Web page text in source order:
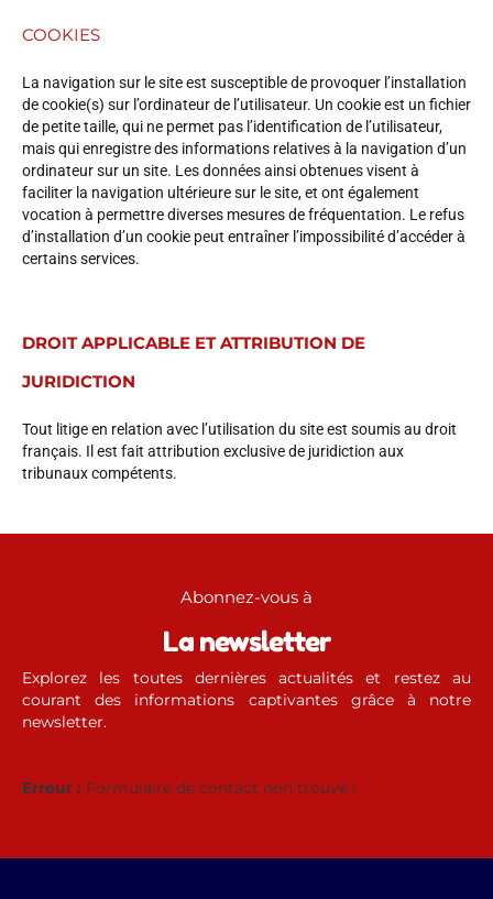
COOKIES
La navigation sur le site est susceptible de provoquer l’installation
de cookie(s) sur l’ordinateur de l’utilisateur. Un cookie est un fichier
de petite taille, qui ne permet pas l’identification de l’utilisateur,
mais qui enregistre des informations relatives à la navigation d’un
ordinateur sur un site. Les données ainsi obtenues visent à
faciliter la navigation ultérieure sur le site, et ont également
vocation à permettre diverses mesures de fréquentation. Le refus
d’installation d’un cookie peut entraîner l’impossibilité d’accéder à
certains services.
DROIT APPLICABLE ET ATTRIBUTION DE
JURIDICTION
Tout litige en relation avec l’utilisation du site est soumis au droit
français. Il est fait attribution exclusive de juridiction aux
tribunaux compétents.
Abonnez-vous à
La newsletter
Explorez les toutes dernières actualités et restez au
courant des informations captivantes grâce à notre
newsletter.
Erreur : Formulaire de contact non trouvé !